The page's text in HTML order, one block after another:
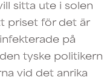
sitta ute i solen
priset för det är
på
tyske politikern
vid det anrika